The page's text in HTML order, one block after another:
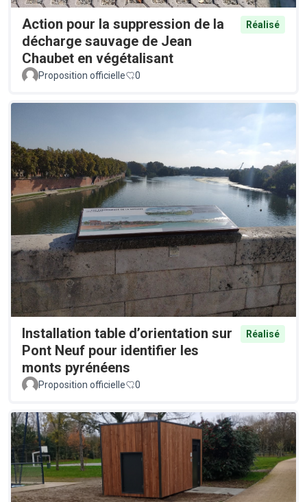
Action pour la suppression de la
décharge sauvage de Jean
Chaubet en végétalisant
Réalisé
Proposition officielle 0
Installation table d’orientation sur
Pont Neuf pour identifier les
monts pyrénéens
Réalisé
Proposition officielle 0